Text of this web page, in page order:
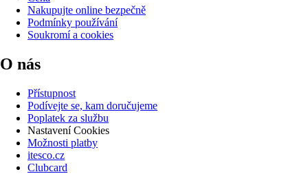
Nakupujte online bezpečně
Podmínky používání
Soukromí a cookies
O nás
Přístupnost
Podívejte se, kam doručujeme
Poplatek za službu
Nastavení Cookies
Možnosti platby
itesco.cz
Clubcard